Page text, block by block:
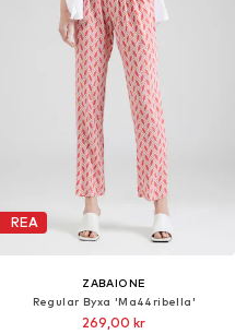
REA
ZABAIONE
Regular Byxa 'Ma44ribella'
269,00 kr